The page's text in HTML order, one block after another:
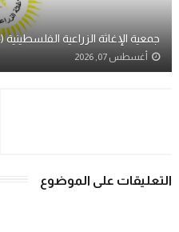
جمعية الإغاثة الزراعية الفلسطينية (PARC) تُعلن عن وظائف شاغرة
أغسطس 07, 2026
التعليقات على الموضوع